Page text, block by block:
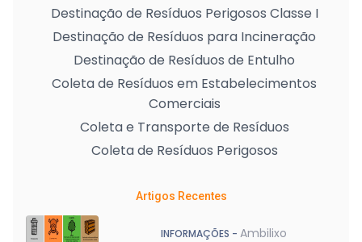
Destinação de Resíduos Perigosos Classe I
Destinação de Resíduos para Incineração
Destinação de Resíduos de Entulho
Coleta de Resíduos em Estabelecimentos
Comerciais
Coleta e Transporte de Resíduos
Coleta de Resíduos Perigosos
Artigos Recentes
INFORMAÇÕES - Ambilixo